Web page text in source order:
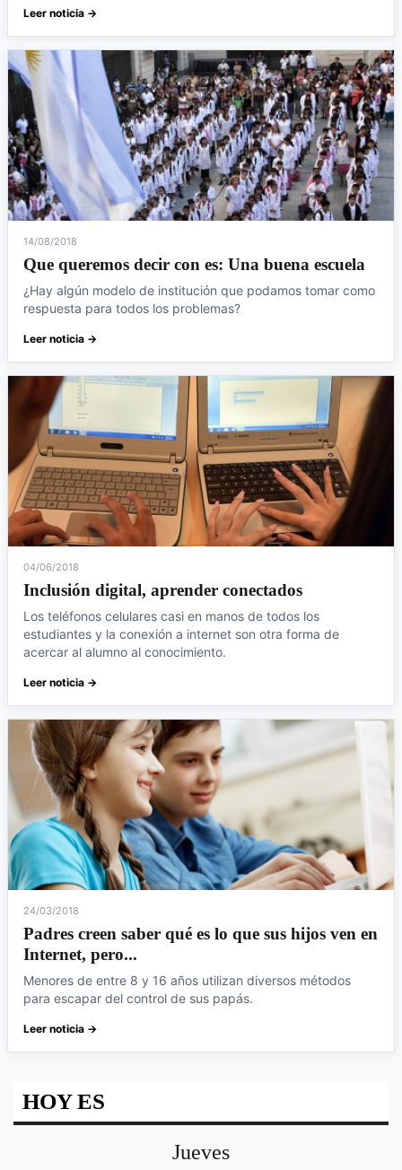
Leer noticia →
14/08/2018
Que queremos decir con es: Una buena escuela
¿Hay algún modelo de institución que podamos tomar como
respuesta para todos los problemas?
Leer noticia →
04/06/2018
Inclusión digital, aprender conectados
Los teléfonos celulares casi en manos de todos los
estudiantes y la conexión a internet son otra forma de
acercar al alumno al conocimiento.
Leer noticia →
24/03/2018
Padres creen saber qué es lo que sus hijos ven en
Internet, pero...
Menores de entre 8 y 16 años utilizan diversos métodos
para escapar del control de sus papás.
Leer noticia →
HOY ES
Jueves